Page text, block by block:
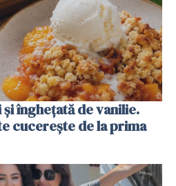
înghețată de vanilie.
cucerește de la prima